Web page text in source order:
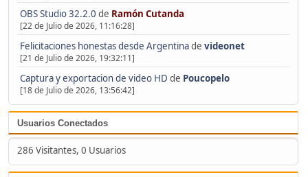
OBS Studio 32.2.0 de Ramón Cutanda
[22 de Julio de 2026, 11:16:28]
Felicitaciones honestas desde Argentinade videonet
[21 de Julio de 2026, 19:32:11]
Captura y exportacion de video HD de Poucopelo
[18 de Julio de 2026, 13:56:42]
Usuarios Conectados
286 Visitantes, 0 Usuarios